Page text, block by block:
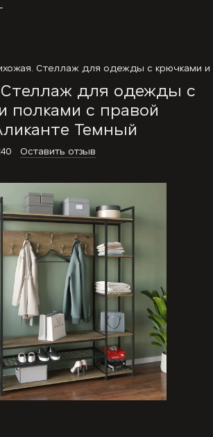
Стеллаж для одежды с крючками
Стеллаж для одежды с
полками с правой
Темный
Оставить отзыв